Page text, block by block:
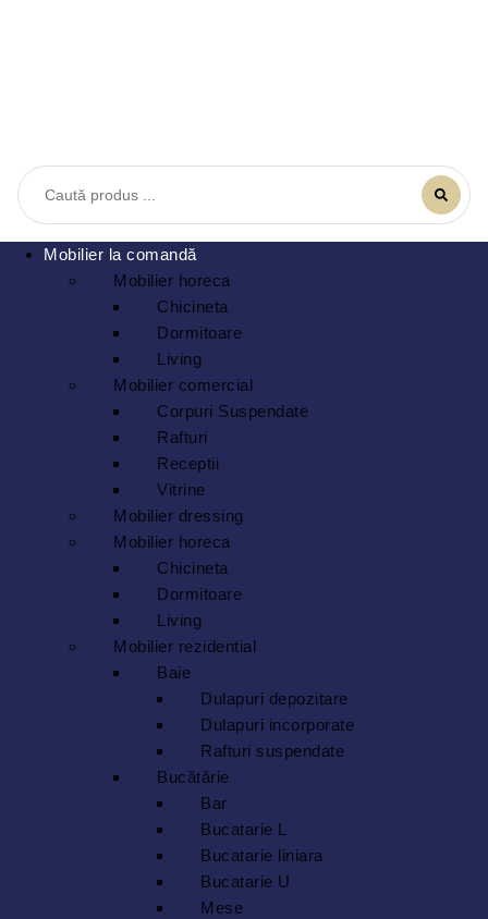
Mobilier la comandă
Mobilier horeca
Chicineta
Dormitoare
Living
Mobilier comercial
Corpuri Suspendate
Rafturi
Receptii
Vitrine
Mobilier dressing
Mobilier horeca
Chicineta
Dormitoare
Living
Mobilier rezidential
Baie
Dulapuri depozitare
Dulapuri incorporate
Rafturi suspendate
Bucătărie
Bar
Bucatarie L
Bucatarie liniara
Bucatarie U
Mese